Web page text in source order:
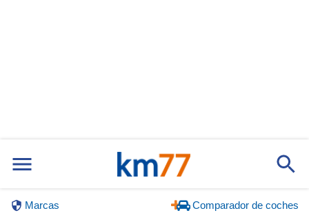
Marcas Comparador de coches